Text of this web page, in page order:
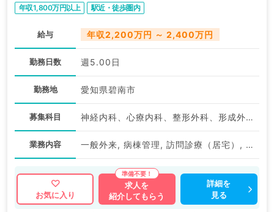
年収1,800万円以上 駅近・徒歩圏内
給与 年収2,200万円 ～ 2,400万円
勤務日数 週5.00日
勤務地 愛知県碧南市
募集科目 神経内科、心療内科、整形外科、形成外科、脳神経外科、呼吸器外科、心臓血管外科、泌尿器科、一般内科、循環器内科、呼吸器内科、消化器内科、内分泌・代謝内科、腎臓内科、老年内科、血液内科、外科系全般、一般外科、消化器外科、乳腺外科、膠原病科、大腸・肛門外科
業務内容 一般外来, 病棟管理, 訪問診療（居宅）, 訪問診療（施設）, その他
お気に入り
求人を
紹介してもらう
詳細を
見る